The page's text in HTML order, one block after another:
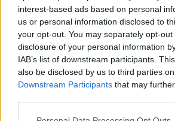
interest-based ads based on personal
us or personal information disclosed to
your opt-out. You may separately opt-
disclosure of your personal information
IAB’s list of downstream participants.
also be disclosed by us to third parties
Downstream Participants that may